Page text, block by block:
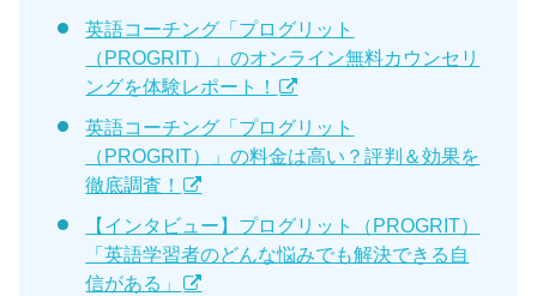
英語コーチング「プログリット
（PROGRIT）」のオンライン無料カウンセリ
ングを体験レポート！
英語コーチング「プログリット
（PROGRIT）」の料金は高い？評判＆効果を
徹底調査！
【インタビュー】プログリット（PROGRIT）
「英語学習者のどんな悩みでも解決できる自
信がある」